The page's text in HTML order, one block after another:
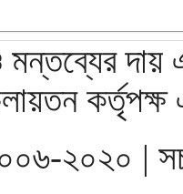
দায়
২০২০ |